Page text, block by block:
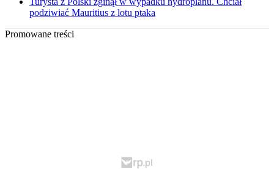
podziwiać Mauritius z lotu ptaka
Promowane treści